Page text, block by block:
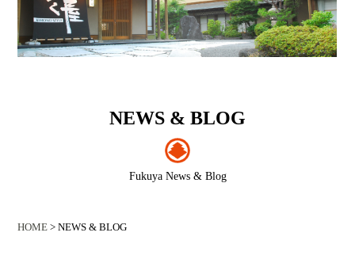
NEWS & BLOG
Fukuya News & Blog
HOME > NEWS & BLOG